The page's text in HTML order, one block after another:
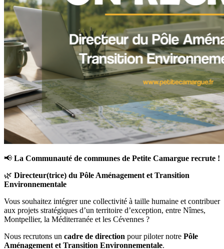
📢 La Communauté de communes de Petite Camargue recrute !
🌿 Directeur(trice) du Pôle Aménagement et Transition
Environnementale
Vous souhaitez intégrer une collectivité à taille humaine et contribuer
aux projets stratégiques d’un territoire d’exception, entre Nîmes,
Montpellier, la Méditerranée et les Cévennes ?
Nous recrutons un cadre de direction pour piloter notre Pôle
Aménagement et Transition Environnementale.